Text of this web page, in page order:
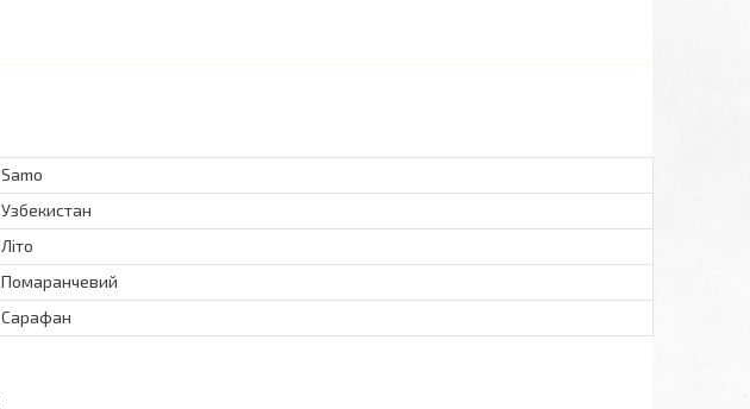
Samo
Узбекистан
Літо
Помаранчевий
Сарафан